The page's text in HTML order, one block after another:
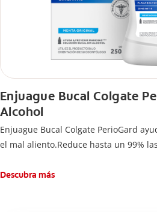
Enjuague Bucal Colgate
Alcohol
Enjuague Bucal Colgate PerioGard
el mal aliento.Reduce hasta un 99%
Descubra más